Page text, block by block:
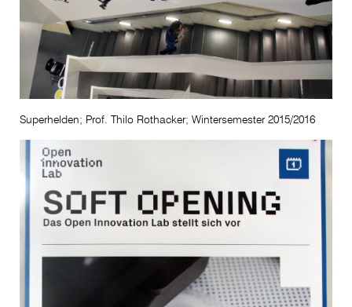
Superhelden; Prof. Thilo Rothacker; Wintersemester 2015/2016